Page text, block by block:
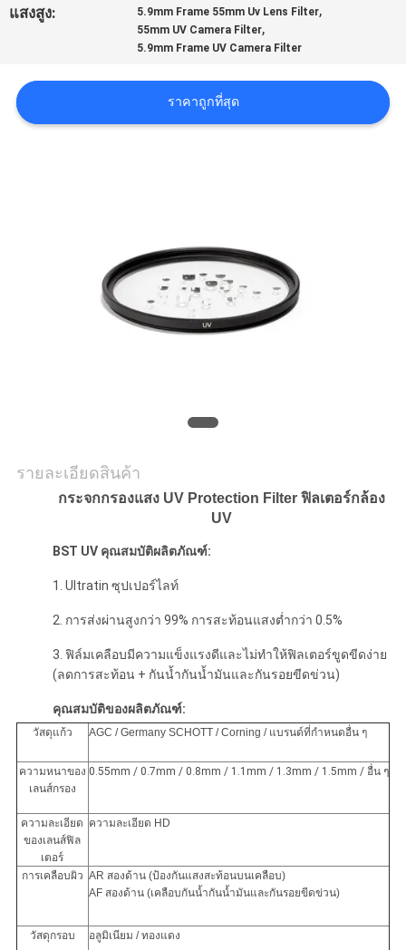
ขอ
เสนอ
PRIVACY
แสงสูง: 5.9mm Frame 55mm Uv Lens Filter,
55mm UV Camera Filter,
5.9mm Frame UV Camera Filter
ราคาถูกที่สุด
รายละเอียดสินค้า
กระจกกรองแสง UV Protection Filter ฟิลเตอร์กล้อง
UV
BST UV คุณสมบัติผลิตภัณฑ์:
1. Ultratin ซุปเปอร์ไลท์
2. การส่งผ่านสูงกว่า 99% การสะท้อนแสงต่ำกว่า 0.5%
3. ฟิล์มเคลือบมีความแข็งแรงดีและไม่ทำให้ฟิลเตอร์ขูดขีดง่าย
(ลดการสะท้อน + กันน้ำกันน้ำมันและกันรอยขีดข่วน)
คุณสมบัติของผลิตภัณฑ์:
วัสดุแก้ว AGC / Germany SCHOTT / Corning / แบรนด์ที่กำหนดอื่น ๆ
ความหนาของ
เลนส์กรอง
0.55mm / 0.7mm / 0.8mm / 1.1mm / 1.3mm / 1.5mm / อื่น ๆ
ความละเอียด
ของเลนส์ฟิล
เตอร์
ความละเอียด HD
การเคลือบผิว AR สองด้าน (ป้องกันแสงสะท้อนบนเคลือบ)
AF สองด้าน (เคลือบกันน้ำกันน้ำมันและกันรอยขีดข่วน)
วัสดุกรอบ อลูมิเนียม / ทองแดง